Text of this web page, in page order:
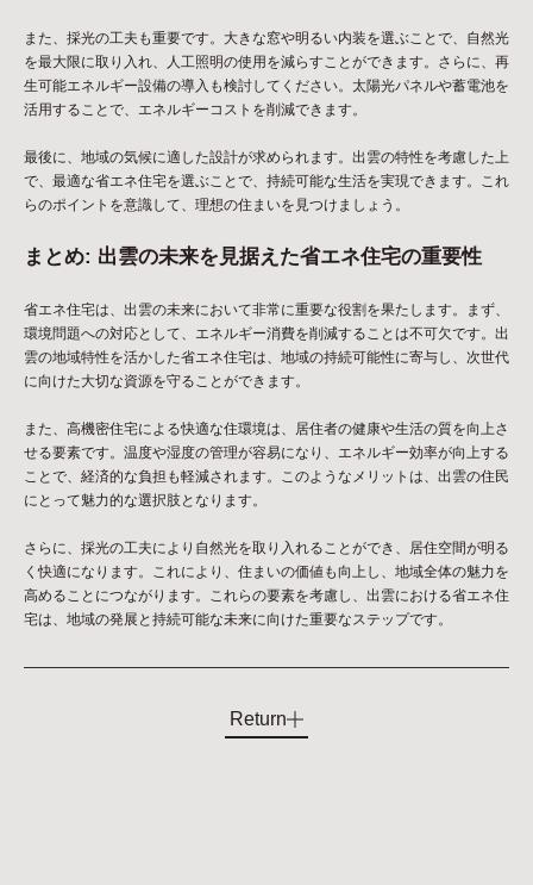
また、採光の工夫も重要です。大きな窓や明るい内装を選ぶことで、自然光
を最大限に取り入れ、人工照明の使用を減らすことができます。さらに、再
生可能エネルギー設備の導入も検討してください。太陽光パネルや蓄電池を
活用することで、エネルギーコストを削減できます。
最後に、地域の気候に適した設計が求められます。出雲の特性を考慮した上
で、最適な省エネ住宅を選ぶことで、持続可能な生活を実現できます。これ
らのポイントを意識して、理想の住まいを見つけましょう。
まとめ: 出雲の未来を見据えた省エネ住宅の重要性
省エネ住宅は、出雲の未来において非常に重要な役割を果たします。まず、
環境問題への対応として、エネルギー消費を削減することは不可欠です。出
雲の地域特性を活かした省エネ住宅は、地域の持続可能性に寄与し、次世代
に向けた大切な資源を守ることができます。
また、高機密住宅による快適な住環境は、居住者の健康や生活の質を向上さ
せる要素です。温度や湿度の管理が容易になり、エネルギー効率が向上する
ことで、経済的な負担も軽減されます。このようなメリットは、出雲の住民
にとって魅力的な選択肢となります。
さらに、採光の工夫により自然光を取り入れることができ、居住空間が明る
く快適になります。これにより、住まいの価値も向上し、地域全体の魅力を
高めることにつながります。これらの要素を考慮し、出雲における省エネ住
宅は、地域の発展と持続可能な未来に向けた重要なステップです。
Return